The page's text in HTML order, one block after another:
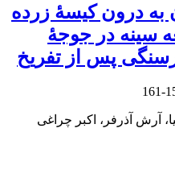
به درون کیسۀ زرده
سینه در جوجۀ
پس از تفریخ
آرش آذرفر، اکبر چراغی